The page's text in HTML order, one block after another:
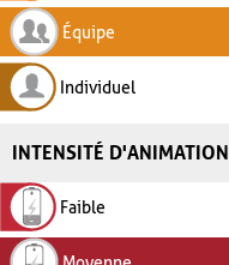
Équipe
Individuel
INTENSITÉ D'ANIMATION
Faible